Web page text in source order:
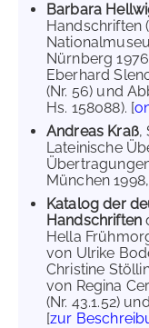
Barbara
Handschriften
Nürnberg
Eberhard
(Nr. 56) und
Hs. 158088). [
Andreas Kraß,
Lateinische
München 1998,
Katalog der
Handschriften
Hella
von Ulrike
Christine
von Regina
(Nr. 43.1.52)
[zur